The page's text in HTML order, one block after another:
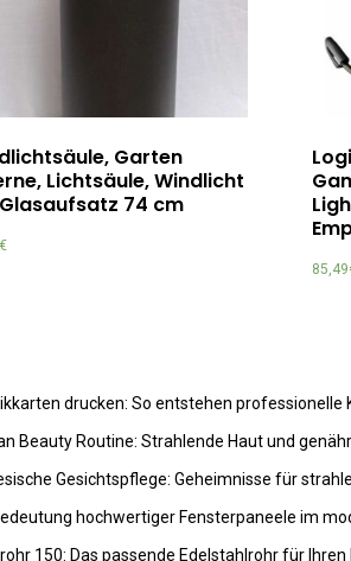
Garten
Lichtsäule, Windlicht
74 cm
€
85,49
drucken: So entstehen professionelle
Beauty Routine: Strahlende Haut und
Gesichtspflege: Geheimnisse für
hochwertiger Fensterpaneele im
150: Das passende Edelstahlrohr für Ihren